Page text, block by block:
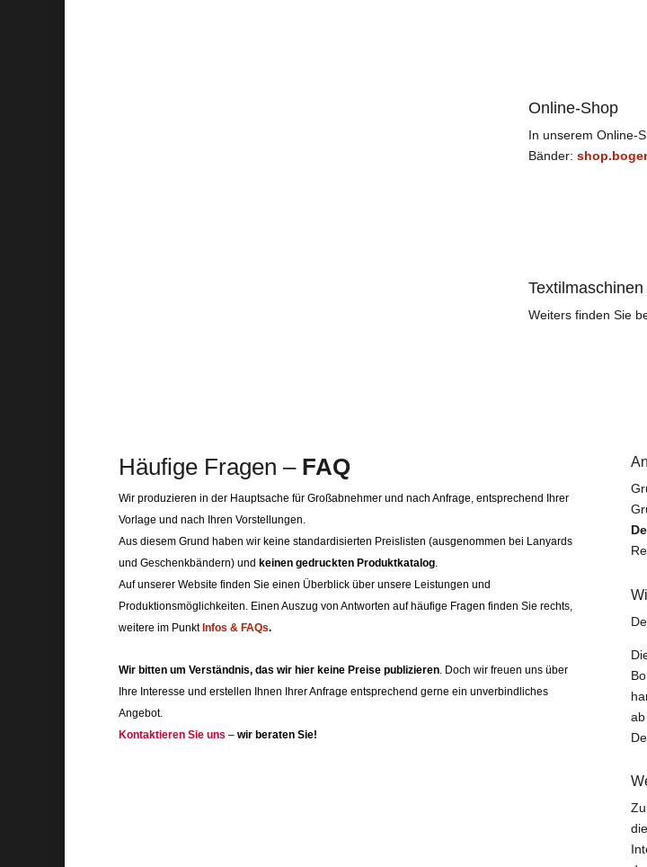
Online-Shop
In unserem Online-
Bänder:
Textilmaschinen
Weiters finden Sie
Häufige Fragen – FAQ
Wir produzieren in der Hauptsache für Großabnehmer und nach Anfrage, entsprechend Ihrer
Vorlage und nach Ihren Vorstellungen.
Aus diesem Grund haben wir keine standardisierten Preislisten (ausgenommen bei Lanyards
und Geschenkbändern) und keinen gedruckten Produktkatalog.
Auf unserer Website finden Sie einen Überblick über unsere Leistungen und
Produktionsmöglichkeiten. Einen Auszug von Antworten auf häufige Fragen finden Sie rechts,
weitere im Punkt Infos & FAQs.
Wir bitten um Verständnis, das wir hier keine Preise publizieren. Doch wir freuen uns über
Ihre Interesse und erstellen Ihnen Ihrer Anfrage entsprechend gerne ein unverbindliches
Angebot.
Kontaktieren Sie uns – wir beraten Sie!
die